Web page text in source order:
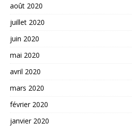
août 2020
juillet 2020
juin 2020
mai 2020
avril 2020
mars 2020
février 2020
janvier 2020